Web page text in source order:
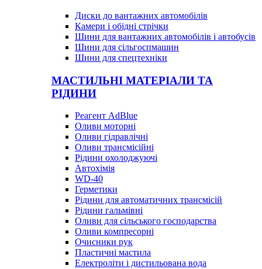
Диски до вантажних автомобілів
Камери і обідні стрічки
Шини для вантажних автомобілів і автобусів
Шини для сільгоспмашин
Шини для спецтехніки
МАСТИЛЬНІ МАТЕРІАЛИ ТА
РІДИНИ
Реагент AdBlue
Оливи моторні
Оливи гідравлічні
Оливи трансмісійні
Рідини охолоджуючі
Автохімія
WD-40
Герметики
Рідини для автоматичних трансмісій
Рідини гальмівні
Оливи для сільського господарства
Оливи компресорні
Очисники рук
Пластичні мастила
Електроліти і дистильована вода